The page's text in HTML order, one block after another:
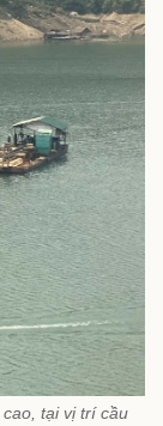
tại vị trí cầu